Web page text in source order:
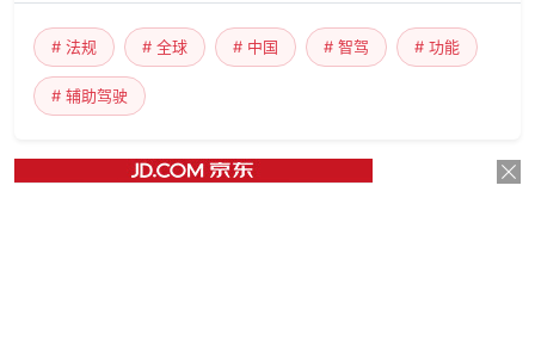
# 法规 # 全球 # 中国 # 智驾 # 功能
# 辅助驾驶